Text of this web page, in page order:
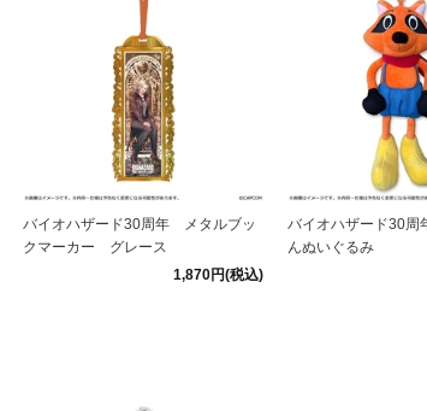
バイオハザード30周年 メタルブッ
クマーカー グレース
1,870円(税込)
バイオハザード30
んぬいぐるみ